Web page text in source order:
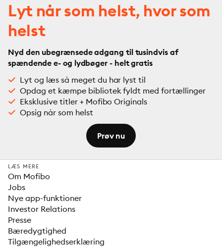
Lyt når som helst, hvor som
helst
Nyd den ubegrænsede adgang til tusindvis af
spændende e- og lydbøger - helt gratis
Lyt og læs så meget du har lyst til
Opdag et kæmpe bibliotek fyldt med fortællinger
Eksklusive titler + Mofibo Originals
Opsig når som helst
Prøv nu
LÆS MERE
Om Mofibo
Jobs
Nye app-funktioner
Investor Relations
Presse
Bæredygtighed
Tilgængelighedserklæring